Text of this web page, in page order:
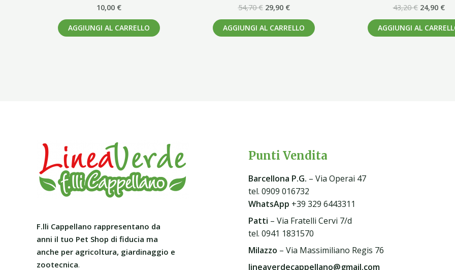
10,00 €
AGGIUNGI AL CARRELLO
54,70€ 29,90 €
AGGIUNGI AL CARRELLO
43,20€ 24,90 €
AGGIUNGI AL
F.lli Cappellano rappresentano da
anni il tuo Pet Shop di fiducia ma
anche per agricoltura, giardinaggio e
zootecnica.
Punti Vendita
Barcellona P.G. – Via Operai 47
tel. 0909 016732
WhatsApp +39 329 6443311
Patti – Via Fratelli Cervi 7/d
tel. 0941 1831570
Milazzo – Via Massimiliano Regis 76
lineaverdecappellano@gmail.com